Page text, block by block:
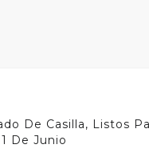
De Casilla, Listos
De Junio